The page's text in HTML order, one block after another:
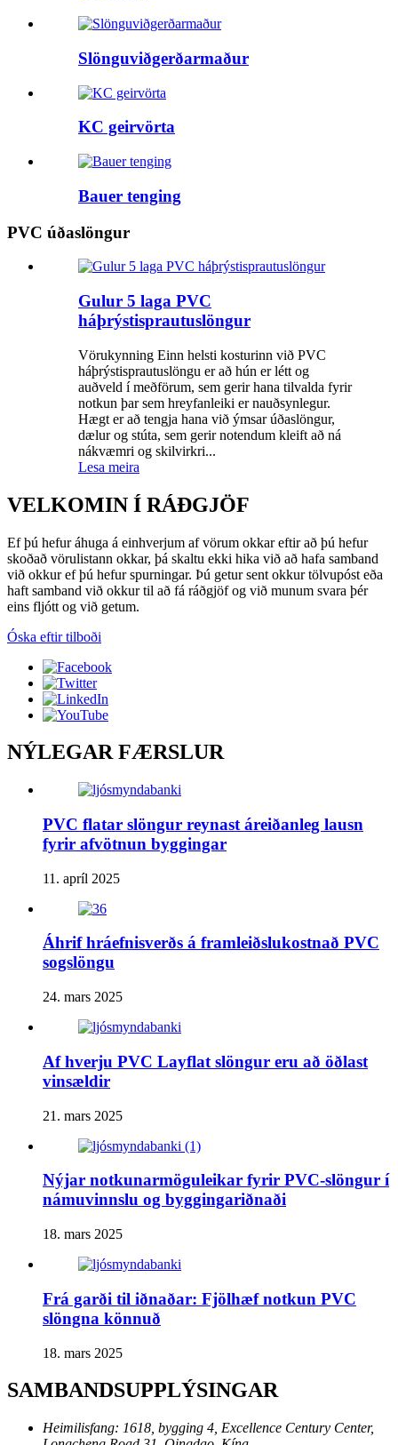
Slönguviðgerðarmaður
KC geirvörta
Bauer tenging
PVC úðaslöngur
Gulur 5 laga PVC
háþrýstisprautuslöngur
Vörukynning Einn helsti kosturinn við PVC
háþrýstisprautuslöngu er að hún er létt og
auðveld í meðförum, sem gerir hana tilvalda fyrir
notkun þar sem hreyfanleiki er nauðsynlegur.
Hægt er að tengja hana við ýmsar úðaslöngur,
dælur og stúta, sem gerir notendum kleift að ná
nákvæmri og skilvirkri...
Lesa meira
VELKOMIN Í RÁÐGJÖF
Ef þú hefur áhuga á einhverjum af vörum okkar eftir að þú hefur
skoðað vörulistann okkar, þá skaltu ekki hika við að hafa samband
við okkur ef þú hefur spurningar. Þú getur sent okkur tölvupóst eða
haft samband við okkur til að fá ráðgjöf og við munum svara þér
eins fljótt og við getum.
Óska eftir tilboði
NÝLEGAR FÆRSLUR
PVC flatar slöngur reynast áreiðanleg lausn
fyrir afvötnun byggingar
11. apríl 2025
Áhrif hráefnisverðs á framleiðslukostnað PVC
sogslöngu
24. mars 2025
Af hverju PVC Layflat slöngur eru að öðlast
vinsældir
21. mars 2025
Nýjar notkunarmöguleikar fyrir PVC-slöngur í
námuvinnslu og byggingariðnaði
18. mars 2025
Frá garði til iðnaðar: Fjölhæf notkun PVC
slöngna könnuð
18. mars 2025
SAMBANDSUPPLÝSINGAR
Heimilisfang: 1618, bygging 4, Excellence Century Center,